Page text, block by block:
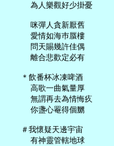
     為人樂觀好少掛憂
     咪彈人貪新厭舊
     愛情如海巿蜃樓
     問天賜幾許佳偶
     離合悲歡定必有
   ＊飲番杯冰凍啤酒
     高歌一曲氣量厚
     無謂再去為情悔疚
     你盞心罨得個嬲
   ＃我懷疑天邊宇宙
     有神靈管轄地球